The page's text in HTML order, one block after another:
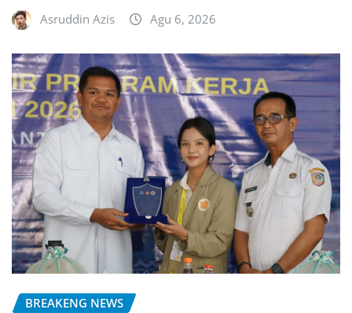
Asruddin Azis Agu 6, 2026
BREAKENG NEWS